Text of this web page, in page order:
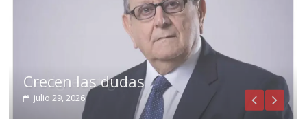
Crecen las dudas
julio 29, 2026